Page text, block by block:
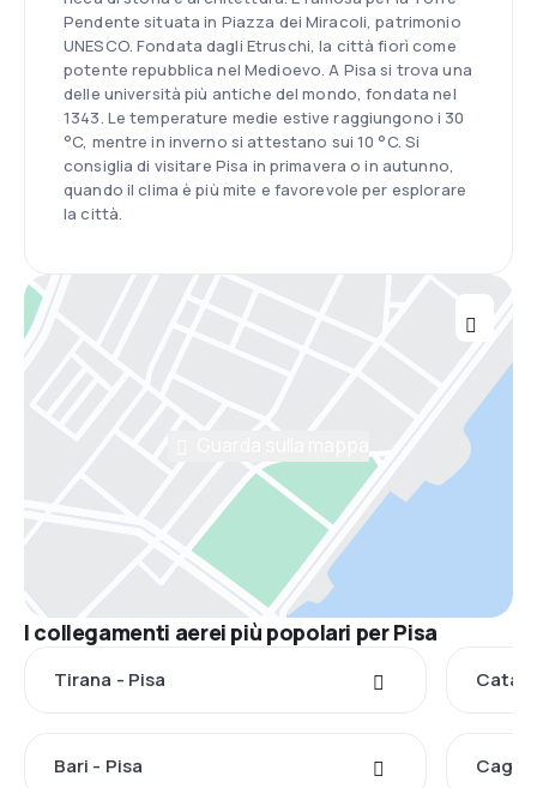
Pendente situata in Piazza dei Miracoli, patrimonio
UNESCO. Fondata dagli Etruschi, la città fiorì come
potente repubblica nel Medioevo. A Pisa si trova una
delle università più antiche del mondo, fondata nel
1343. Le temperature medie estive raggiungono i 30
°C, mentre in inverno si attestano sui 10 °C. Si
consiglia di visitare Pisa in primavera o in autunno,
quando il clima è più mite e favorevole per esplorare
la città.
I collegamenti aerei più popolari per Pisa
Tirana - Pisa
Bari - Pisa